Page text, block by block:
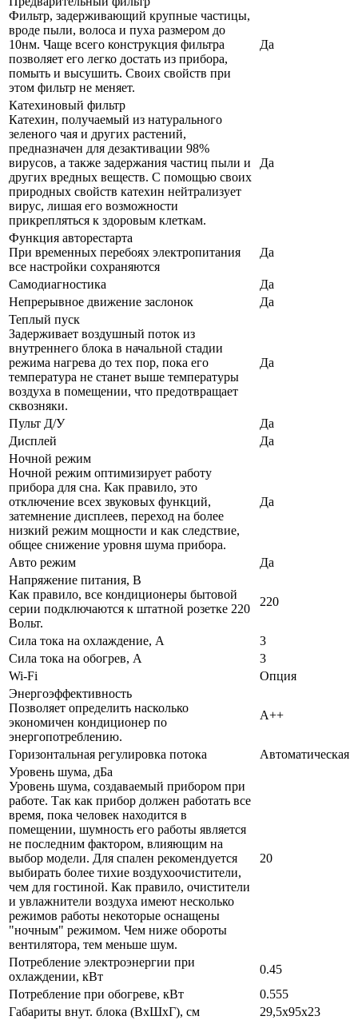
Фильтр, задерживающий крупные частицы,
вроде пыли, волоса и пуха размером до
10нм. Чаще всего конструкция фильтра
позволяет его легко достать из прибора,
помыть и высушить. Своих свойств при
этом фильтр не меняет.
Да
Катехиновый фильтр
Катехин, получаемый из натурального
зеленого чая и других растений,
предназначен для дезактивации 98%
вирусов, а также задержания частиц пыли и
других вредных веществ. С помощью своих
природных свойств катехин нейтрализует
вирус, лишая его возможности
прикрепляться к здоровым клеткам.
Да
Функция авторестарта
При временных перебоях электропитания
все настройки сохраняются
Да
Самодиагностика
Да
Непрерывное движение заслонок
Да
Теплый пуск
Задерживает воздушный поток из
внутреннего блока в начальной стадии
режима нагрева до тех пор, пока его
температура не станет выше температуры
воздуха в помещении, что предотвращает
сквозняки.
Да
Пульт Д/У
Да
Дисплей
Да
Ночной режим
Ночной режим оптимизирует работу
прибора для сна. Как правило, это
отключение всех звуковых функций,
затемнение дисплеев, переход на более
низкий режим мощности и как следствие,
общее снижение уровня шума прибора.
Да
Авто режим
Да
Напряжение питания, В
Как правило, все кондиционеры бытовой
серии подключаются к штатной розетке 220
Вольт.
220
Сила тока на охлаждение, А
3
Сила тока на обогрев, А
3
Wi-Fi
Опция
Энергоэффективность
Позволяет определить насколько
экономичен кондиционер по
энергопотреблению.
A++
Горизонтальная регулировка потока
Автоматическая
Уровень шума, дБа
Уровень шума, создаваемый прибором при
работе. Так как прибор должен работать все
время, пока человек находится в
помещении, шумность его работы является
не последним фактором, влияющим на
выбор модели. Для спален рекомендуется
выбирать более тихие воздухоочистители,
чем для гостиной. Как правило, очистители
и увлажнители воздуха имеют несколько
режимов работы некоторые оснащены
"ночным" режимом. Чем ниже обороты
вентилятора, тем меньше шум.
20
Потребление электроэнергии при
охлаждении, кВт
0.45
Потребление при обогреве, кВт
0.555
Габариты внут. блока (ВхШхГ), см
29,5х95х23